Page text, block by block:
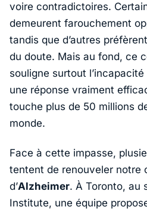
voire contradictoires.
demeurent farouchement
tandis que d’autres
du doute. Mais au fond, ce
souligne surtout
une réponse vraiment
touche plus de 50 millions
monde.
Face à cette impasse,
tentent de renouveler notre
d’Alzheimer. À Toronto, au
Institute, une équipe